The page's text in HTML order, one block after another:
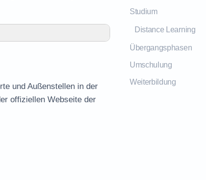
und Außenstellen in der
offiziellen Webseite der
Studium
Distance Learning
Übergangsphasen
Umschulung
Weiterbildung